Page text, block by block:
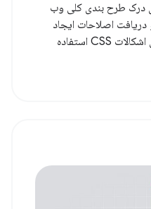
درک طرح بندی کلی وب
اصلاحات ایجاد
شده توسط هوش مصنوعی برای اشکالات CSS استفاده